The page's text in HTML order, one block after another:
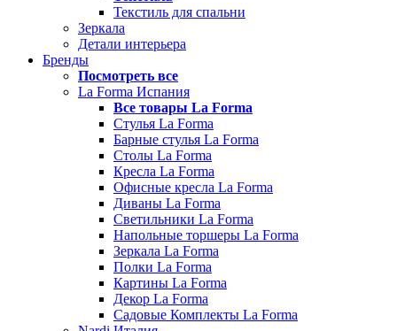
Текстиль для спальни
Зеркала
Детали интерьера
Бренды
Посмотреть все
La Forma Испания
Все товары La Forma
Стулья La Forma
Барные стулья La Forma
Столы La Forma
Кресла La Forma
Офисные кресла La Forma
Диваны La Forma
Светильники La Forma
Напольные торшеры La Forma
Зеркала La Forma
Полки La Forma
Картины La Forma
Декор La Forma
Садовые Комплекты La Forma